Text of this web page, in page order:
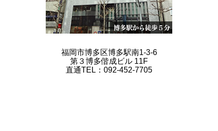
福岡市博多区博多駅南1-3-6
第３博多偕成ビル 11F
直通TEL：092-452-7705